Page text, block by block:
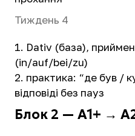
Тиждень 4
Dativ (база),
(in/auf/bei/zu)
практика: “де був /
відповіді без пауз
Блок 2 — A1+ →